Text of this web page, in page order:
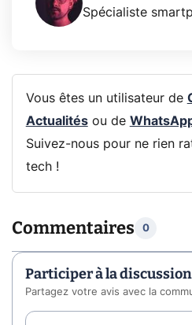
Spécialiste
Vous êtes un utilisateur de
Actualitésou de
Suivez-nous pour ne rien
tech !
Commentaires 0
Participer à la discussion
Partagez votre avis avec la